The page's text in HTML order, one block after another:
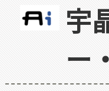
宇
ー